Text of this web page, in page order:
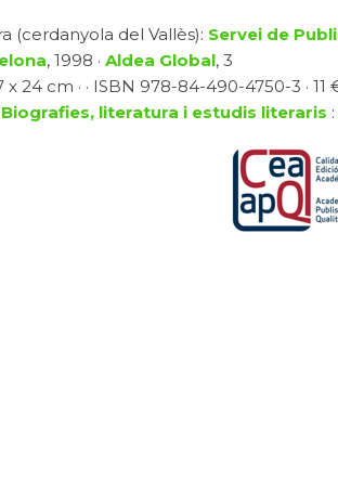
(cerdanyola del Vallès): Servei de
, 1998 · Aldea Global, 3
x 24 cm · · ISBN 978-84-490-4750-3 · 11
Biografies, literatura i estudis literaris :